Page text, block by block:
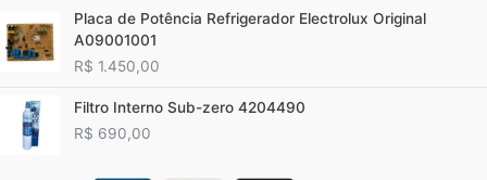
Placa de Potência Refrigerador Electrolux Original
A09001001
R$ 1.450,00
Filtro Interno Sub-zero 4204490
R$ 690,00